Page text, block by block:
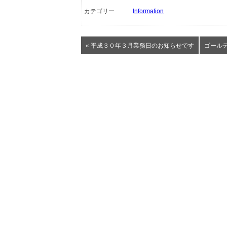
カテゴリー Information
« 平成３０年３月業務日のお知らせです ゴール